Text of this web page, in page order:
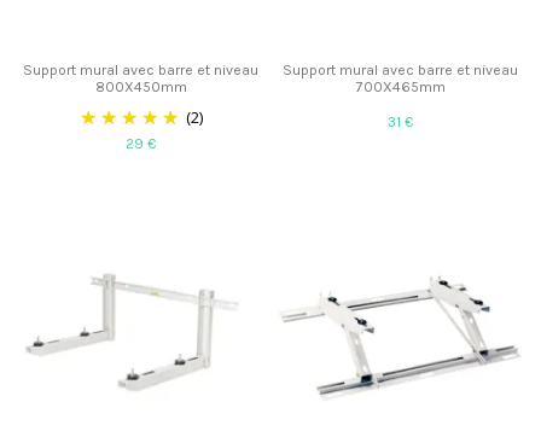
Support mural avec barre et niveau
800X450mm
(2)
29 €
Support mural avec barre et niveau
700X465mm
31 €